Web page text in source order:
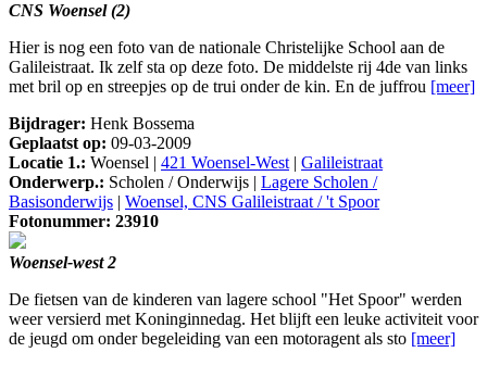
CNS Woensel (2)
Hier is nog een foto van de nationale Christelijke School aan de
Galileistraat. Ik zelf sta op deze foto. De middelste rij 4de van links
met bril op en streepjes op de trui onder de kin. En de juffrou [meer]
Bijdrager: Henk Bossema
Geplaatst op: 09-03-2009
Locatie 1.: Woensel | 421 Woensel-West| Galileistraat
Onderwerp.: Scholen / Onderwijs | Lagere Scholen /
Basisonderwijs | Woensel, CNS Galileistraat / 't Spoor
Fotonummer: 23910
Woensel-west 2
De fietsen van de kinderen van lagere school "Het Spoor" werden
weer versierd met Koninginnedag. Het blijft een leuke activiteit voor
de jeugd om onder begeleiding van een motoragent als sto [meer]